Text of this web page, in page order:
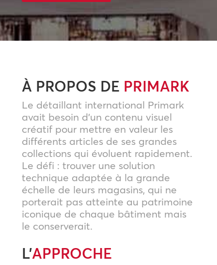
À PROPOS DE PRIMARK
Le détaillant international Primark
avait besoin d’un contenu visuel
créatif pour mettre en valeur les
différents articles de ses grandes
collections qui évoluent rapidement.
Le défi : trouver une solution
technique adaptée à la grande
échelle de leurs magasins, qui ne
porterait pas atteinte au patrimoine
iconique de chaque bâtiment mais
le conserverait.
L’APPROCHE